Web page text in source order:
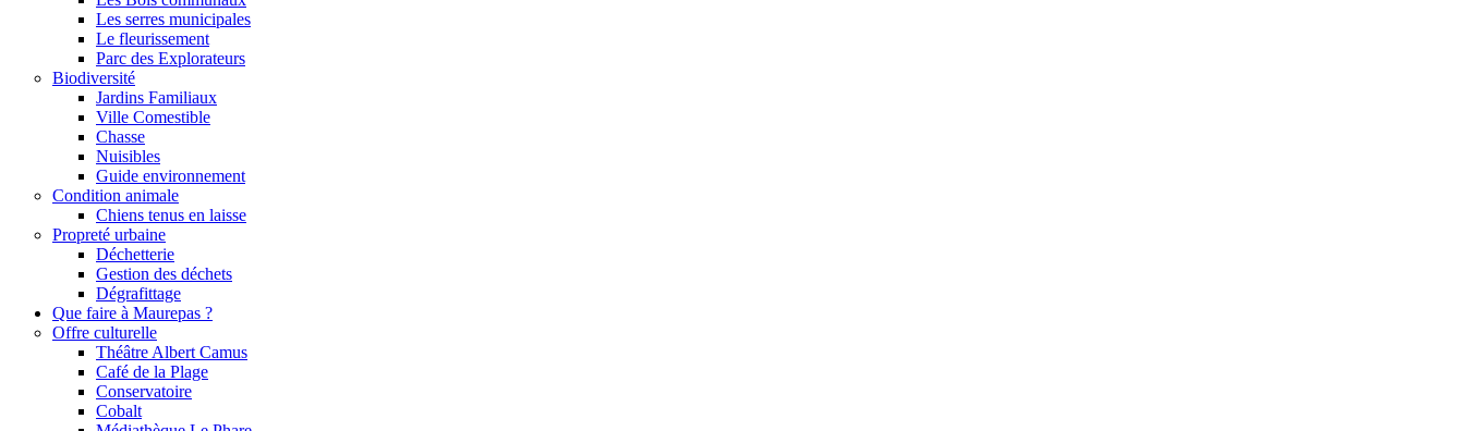
Les serres municipales
Le fleurissement
Parc des Explorateurs
Biodiversité
Jardins Familiaux
Ville Comestible
Chasse
Nuisibles
Guide environnement
Condition animale
Chiens tenus en laisse
Propreté urbaine
Déchetterie
Gestion des déchets
Dégrafittage
Que faire à Maurepas ?
Offre culturelle
Théâtre Albert Camus
Café de la Plage
Conservatoire
Cobalt